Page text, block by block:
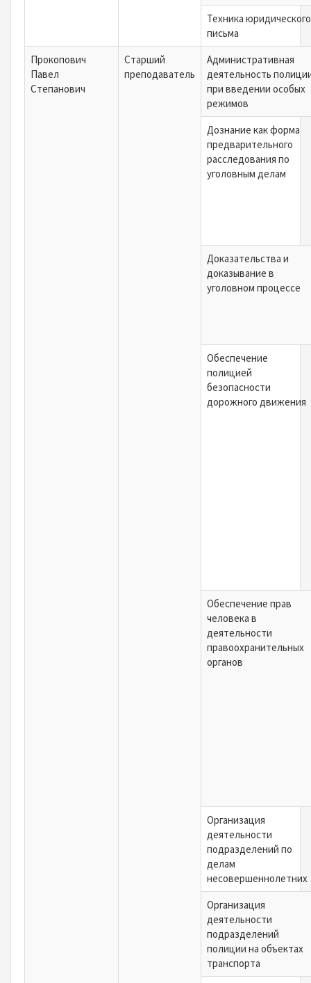
Техника юридического
письма
Прокопович
Павел
Степанович
Старший
преподаватель
Административная
деятельность
при введении особых
режимов
Дознание как форма
предварительного
расследования по
уголовным делам
Доказательства и
доказывание в
уголовном процессе
Обеспечение
полицией
безопасности
дорожного движения
Обеспечение прав
человека в
деятельности
правоохранительных
органов
Организация
деятельности
подразделений по
делам
несовершеннолетних
Организация
деятельности
подразделений
полиции на объектах
транспорта